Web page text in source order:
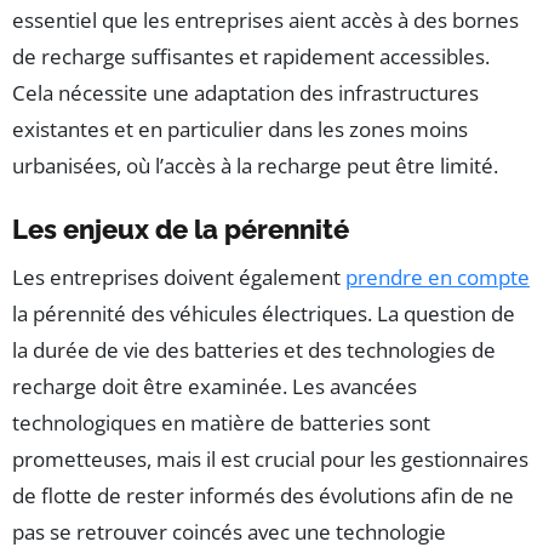
essentiel que les entreprises aient accès à des bornes
de recharge suffisantes et rapidement accessibles.
Cela nécessite une adaptation des infrastructures
existantes et en particulier dans les zones moins
urbanisées, où l’accès à la recharge peut être limité.
Les enjeux de la pérennité
Les entreprises doivent également prendre en compte
la pérennité des véhicules électriques. La question de
la durée de vie des batteries et des technologies de
recharge doit être examinée. Les avancées
technologiques en matière de batteries sont
prometteuses, mais il est crucial pour les gestionnaires
de flotte de rester informés des évolutions afin de ne
pas se retrouver coincés avec une technologie